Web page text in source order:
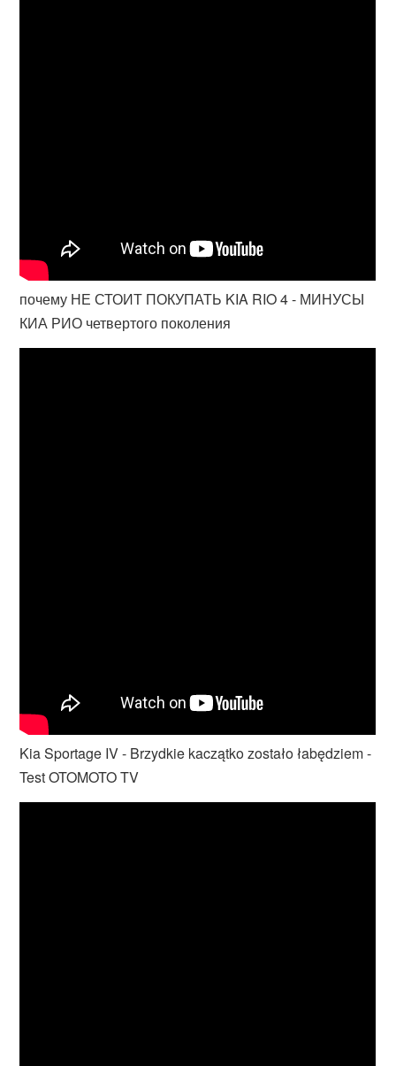
почему НЕ СТОИТ ПОКУПАТЬ KIA RIO 4 - МИНУСЫ
КИА РИО четвертого поколения
Kia Sportage IV - Brzydkie kaczątko zostało łabędziem -
Test OTOMOTO TV